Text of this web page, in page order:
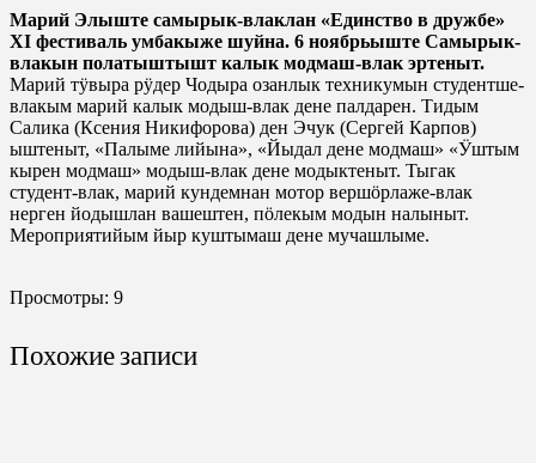
Марий Элыште самырык-влаклан «Единство в дружбе»
XI фестиваль умбакыже шуйна. 6 ноябрьыште Самырык-
влакын полатыштышт калык модмаш-влак эртеныт.
Марий тӱвыра рӱдер Чодыра озанлык техникумын студентше-
влакым марий калык модыш-влак дене палдарен. Тидым
Салика (Ксения Никифорова) ден Эчук (Сергей Карпов)
ыштеныт, «Палыме лийына», «Йыдал дене модмаш» «Ӱштым
кырен модмаш» модыш-влак дене модыктеныт. Тыгак
студент-влак, марий кундемнан мотор вершӧрлаже-влак
нерген йодышлан вашештен, пӧлекым модын налыныт.
Мероприятийым йыр куштымаш дене мучашлыме.
Просмотры: 9
Похожие записи